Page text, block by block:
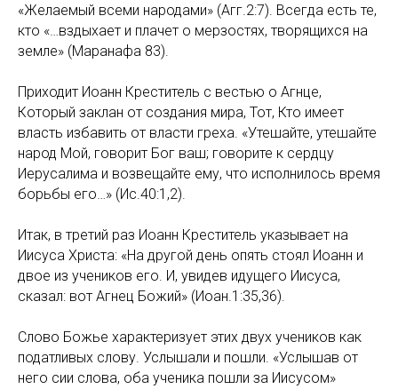
«Желаемый всеми народами» (Агг.2:7). Всегда есть те,
кто «…вздыхает и плачет о мерзостях, творящихся на
земле» (Маранафа 83).
Приходит Иоанн Креститель с вестью о Агнце,
Который заклан от создания мира, Тот, Кто имеет
власть избавить от власти греха. «Утешайте, утешайте
народ Мой, говорит Бог ваш; говорите к сердцу
Иерусалима и возвещайте ему, что исполнилось время
борьбы его…» (Ис.40:1,2).
Итак, в третий раз Иоанн Креститель указывает на
Иисуса Христа: «На другой день опять стоял Иоанн и
двое из учеников его. И, увидев идущего Иисуса,
сказал: вот Агнец Божий» (Иоан.1:35,36).
Слово Божье характеризует этих двух учеников как
податливых слову. Услышали и пошли. «Услышав от
него сии слова, оба ученика пошли за Иисусом»